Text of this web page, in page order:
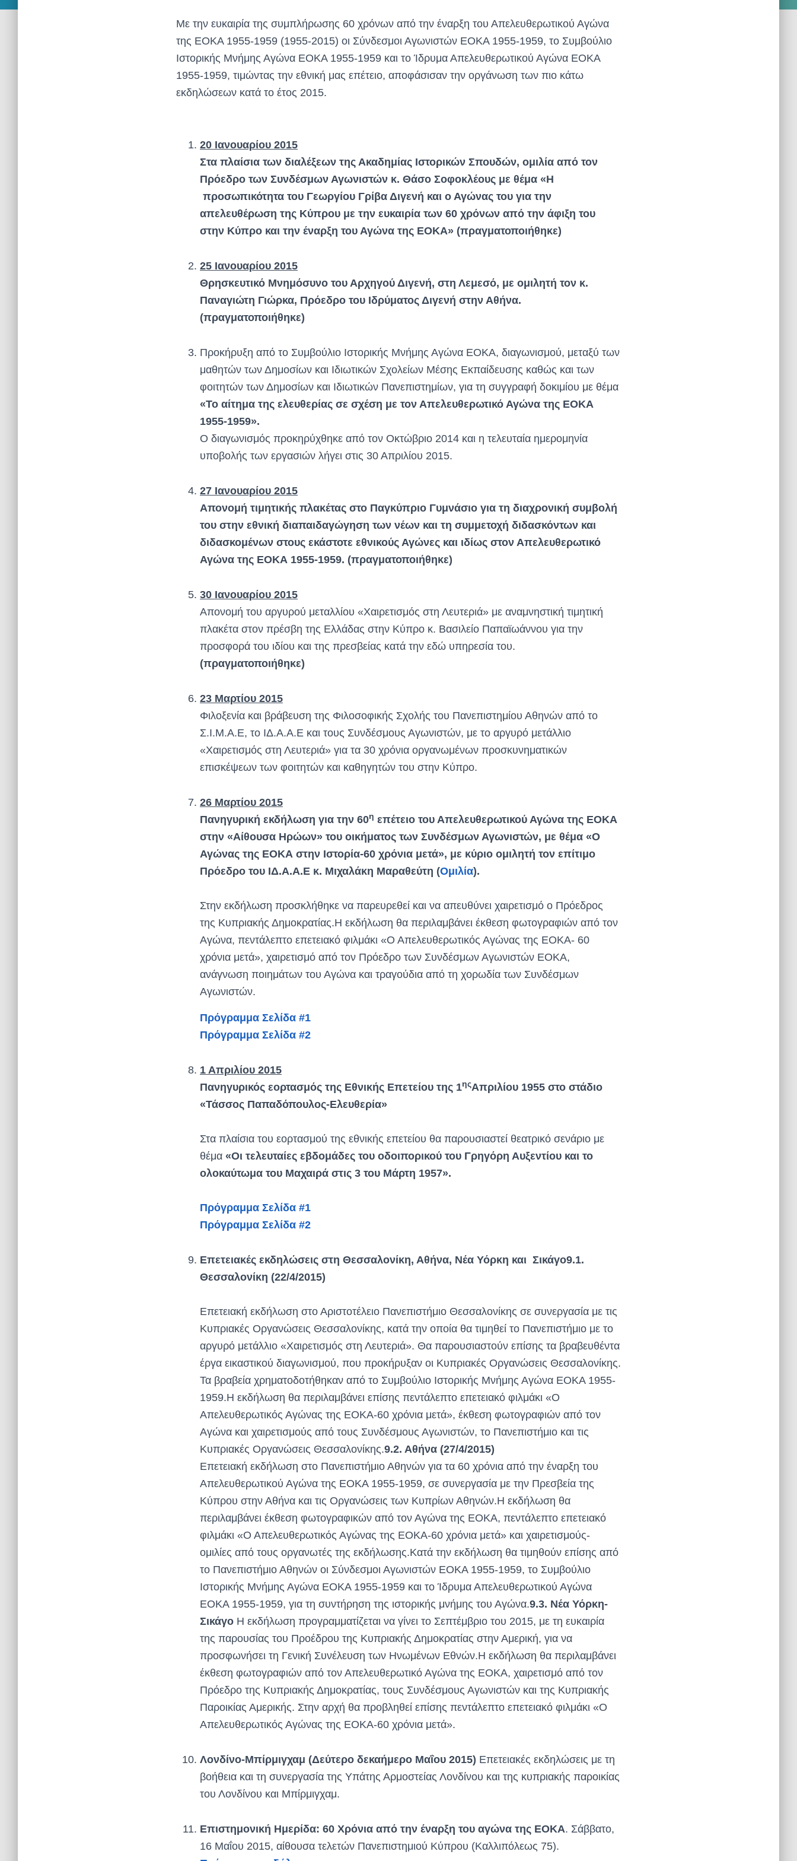
Με την ευκαιρία της συμπλήρωσης 60 χρόνων από την έναρξη του Απελευθερωτικού Αγώνα
της ΕΟΚΑ 1955-1959 (1955-2015) οι Σύνδεσμοι Αγωνιστών ΕΟΚΑ 1955-1959, το Συμβούλιο
Ιστορικής Μνήμης Αγώνα ΕΟΚΑ 1955-1959 και το Ίδρυμα Απελευθερωτικού Αγώνα ΕΟΚΑ
1955-1959, τιμώντας την εθνική μας επέτειο, αποφάσισαν την οργάνωση των πιο κάτω
εκδηλώσεων κατά το έτος 2015.
20 Ιανουαρίου 2015
Στα πλαίσια των διαλέξεων της Ακαδημίας Ιστορικών Σπουδών, ομιλία από τον
Πρόεδρο των Συνδέσμων Αγωνιστών κ. Θάσο Σοφοκλέους με θέμα «Η
προσωπικότητα του Γεωργίου Γρίβα Διγενή και ο Αγώνας του για την
απελευθέρωση της Κύπρου με την ευκαιρία των 60 χρόνων από την άφιξη του
στην Κύπρο και την έναρξη του Αγώνα της ΕΟΚΑ» (πραγματοποιήθηκε)
25 Ιανουαρίου 2015
Θρησκευτικό Μνημόσυνο του Αρχηγού Διγενή, στη Λεμεσό, με ομιλητή τον κ.
Παναγιώτη Γιώρκα, Πρόεδρο του Ιδρύματος Διγενή στην Αθήνα.
(πραγματοποιήθηκε)
Προκήρυξη από το Συμβούλιο Ιστορικής Μνήμης Αγώνα ΕΟΚΑ, διαγωνισμού, μεταξύ των
μαθητών των Δημοσίων και Ιδιωτικών Σχολείων Μέσης Εκπαίδευσης καθώς και των
φοιτητών των Δημοσίων και Ιδιωτικών Πανεπιστημίων, για τη συγγραφή δοκιμίου με θέμα
«Το αίτημα της ελευθερίας σε σχέση με τον Απελευθερωτικό Αγώνα της ΕΟΚΑ
1955-1959».
Ο διαγωνισμός προκηρύχθηκε από τον Οκτώβριο 2014 και η τελευταία ημερομηνία
υποβολής των εργασιών λήγει στις 30 Απριλίου 2015.
27 Ιανουαρίου 2015
Απονομή τιμητικής πλακέτας στο Παγκύπριο Γυμνάσιο για τη διαχρονική συμβολή
του στην εθνική διαπαιδαγώγηση των νέων και τη συμμετοχή διδασκόντων και
διδασκομένων στους εκάστοτε εθνικούς Αγώνες και ιδίως στον Απελευθερωτικό
Αγώνα της ΕΟΚΑ 1955-1959. (πραγματοποιήθηκε)
30 Ιανουαρίου 2015
Απονομή του αργυρού μεταλλίου «Χαιρετισμός στη Λευτεριά» με αναμνηστική τιμητική
πλακέτα στον πρέσβη της Ελλάδας στην Κύπρο κ. Βασιλείο Παπαϊωάννου για την
προσφορά του ιδίου και της πρεσβείας κατά την εδώ υπηρεσία του.
(πραγματοποιήθηκε)
23 Μαρτίου 2015
Φιλοξενία και βράβευση της Φιλοσοφικής Σχολής του Πανεπιστημίου Αθηνών από το
Σ.Ι.Μ.Α.Ε, το ΙΔ.Α.Α.Ε και τους Συνδέσμους Αγωνιστών, με το αργυρό μετάλλιο
«Χαιρετισμός στη Λευτεριά» για τα 30 χρόνια οργανωμένων προσκυνηματικών
επισκέψεων των φοιτητών και καθηγητών του στην Κύπρο.
26 Μαρτίου 2015
Πανηγυρική εκδήλωση για την 60η επέτειο του Απελευθερωτικού Αγώνα της ΕΟΚΑ
στην «Αίθουσα Ηρώων» του οικήματος των Συνδέσμων Αγωνιστών, με θέμα «Ο
Αγώνας της ΕΟΚΑ στην Ιστορία-60 χρόνια μετά», με κύριο ομιλητή τον επίτιμο
Πρόεδρο του ΙΔ.Α.Α.Ε κ. Μιχαλάκη Μαραθεύτη (Ομιλία).
Στην εκδήλωση προσκλήθηκε να παρευρεθεί και να απευθύνει χαιρετισμό ο Πρόεδρος
της Κυπριακής Δημοκρατίας.Η εκδήλωση θα περιλαμβάνει έκθεση φωτογραφιών από τον
Αγώνα, πεντάλεπτο επετειακό φιλμάκι «Ο Απελευθερωτικός Αγώνας της ΕΟΚΑ- 60
χρόνια μετά», χαιρετισμό από τον Πρόεδρο των Συνδέσμων Αγωνιστών ΕΟΚΑ,
ανάγνωση ποιημάτων του Αγώνα και τραγούδια από τη χορωδία των Συνδέσμων
Αγωνιστών.
Πρόγραμμα Σελίδα #1
Πρόγραμμα Σελίδα #2
1 Απριλίου 2015
Πανηγυρικός εορτασμός της Εθνικής Επετείου της 1ηςΑπριλίου 1955 στο στάδιο
«Τάσσος Παπαδόπουλος-Ελευθερία»
Στα πλαίσια του εορτασμού της εθνικής επετείου θα παρουσιαστεί θεατρικό σενάριο με
θέμα «Οι τελευταίες εβδομάδες του οδοιπορικού του Γρηγόρη Αυξεντίου και το
ολοκαύτωμα του Μαχαιρά στις 3 του Μάρτη 1957».
Πρόγραμμα Σελίδα #1
Πρόγραμμα Σελίδα #2
Επετειακές εκδηλώσεις στη Θεσσαλονίκη, Αθήνα, Νέα Υόρκη και Σικάγο9.1.
Θεσσαλονίκη (22/4/2015)
Επετειακή εκδήλωση στο Αριστοτέλειο Πανεπιστήμιο Θεσσαλονίκης σε συνεργασία με τις
Κυπριακές Οργανώσεις Θεσσαλονίκης, κατά την οποία θα τιμηθεί το Πανεπιστήμιο με το
αργυρό μετάλλιο «Χαιρετισμός στη Λευτεριά». Θα παρουσιαστούν επίσης τα βραβευθέντα
έργα εικαστικού διαγωνισμού, που προκήρυξαν οι Κυπριακές Οργανώσεις Θεσσαλονίκης.
Τα βραβεία χρηματοδοτήθηκαν από το Συμβούλιο Ιστορικής Μνήμης Αγώνα ΕΟΚΑ 1955-
1959.Η εκδήλωση θα περιλαμβάνει επίσης πεντάλεπτο επετειακό φιλμάκι «Ο
Απελευθερωτικός Αγώνας της ΕΟΚΑ-60 χρόνια μετά», έκθεση φωτογραφιών από τον
Αγώνα και χαιρετισμούς από τους Συνδέσμους Αγωνιστών, το Πανεπιστήμιο και τις
Κυπριακές Οργανώσεις Θεσσαλονίκης.9.2. Αθήνα (27/4/2015)
Επετειακή εκδήλωση στο Πανεπιστήμιο Αθηνών για τα 60 χρόνια από την έναρξη του
Απελευθερωτικού Αγώνα της ΕΟΚΑ 1955-1959, σε συνεργασία με την Πρεσβεία της
Κύπρου στην Αθήνα και τις Οργανώσεις των Κυπρίων Αθηνών.Η εκδήλωση θα
περιλαμβάνει έκθεση φωτογραφικών από τον Αγώνα της ΕΟΚΑ, πεντάλεπτο επετειακό
φιλμάκι «Ο Απελευθερωτικός Αγώνας της ΕΟΚΑ-60 χρόνια μετά» και χαιρετισμούς-
ομιλίες από τους οργανωτές της εκδήλωσης.Κατά την εκδήλωση θα τιμηθούν επίσης από
το Πανεπιστήμιο Αθηνών οι Σύνδεσμοι Αγωνιστών ΕΟΚΑ 1955-1959, το Συμβούλιο
Ιστορικής Μνήμης Αγώνα ΕΟΚΑ 1955-1959 και το Ίδρυμα Απελευθερωτικού Αγώνα
ΕΟΚΑ 1955-1959, για τη συντήρηση της ιστορικής μνήμης του Αγώνα.9.3. Νέα Υόρκη-
Σικάγο Η εκδήλωση προγραμματίζεται να γίνει το Σεπτέμβριο του 2015, με τη ευκαιρία
της παρουσίας του Προέδρου της Κυπριακής Δημοκρατίας στην Αμερική, για να
προσφωνήσει τη Γενική Συνέλευση των Ηνωμένων Εθνών.Η εκδήλωση θα περιλαμβάνει
έκθεση φωτογραφιών από τον Απελευθερωτικό Αγώνα της ΕΟΚΑ, χαιρετισμό από τον
Πρόεδρο της Κυπριακής Δημοκρατίας, τους Συνδέσμους Αγωνιστών και της Κυπριακής
Παροικίας Αμερικής. Στην αρχή θα προβληθεί επίσης πεντάλεπτο επετειακό φιλμάκι «Ο
Απελευθερωτικός Αγώνας της ΕΟΚΑ-60 χρόνια μετά».
Λονδίνο-Μπίρμιγχαμ (Δεύτερο δεκαήμερο Μαΐου 2015) Επετειακές εκδηλώσεις με τη
βοήθεια και τη συνεργασία της Υπάτης Αρμοστείας Λονδίνου και της κυπριακής παροικίας
του Λονδίνου και Μπίρμιγχαμ.
Επιστημονική Ημερίδα: 60 Χρόνια από την έναρξη του αγώνα της ΕΟΚΑ. Σάββατο,
16 Μαΐου 2015, αίθουσα τελετών Πανεπιστημιού Κύπρου (Καλλιπόλεως 75).